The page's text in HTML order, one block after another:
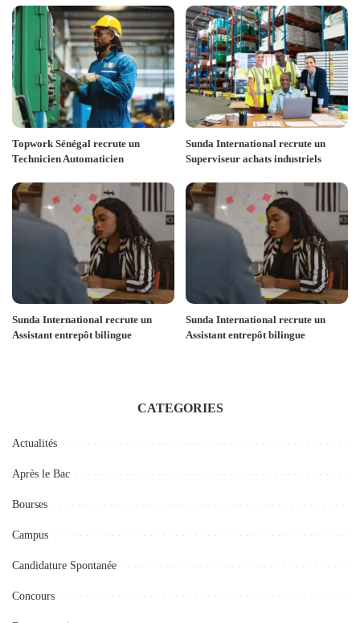
Topwork Sénégal recrute un
Technicien Automaticien
Sunda International recrute un
Superviseur achats industriels
Sunda International recrute un
Assistant entrepôt bilingue
Sunda International recrute un
Assistant entrepôt bilingue
CATEGORIES
Actualités
Après le Bac
Bourses
Campus
Candidature Spontanée
Concours